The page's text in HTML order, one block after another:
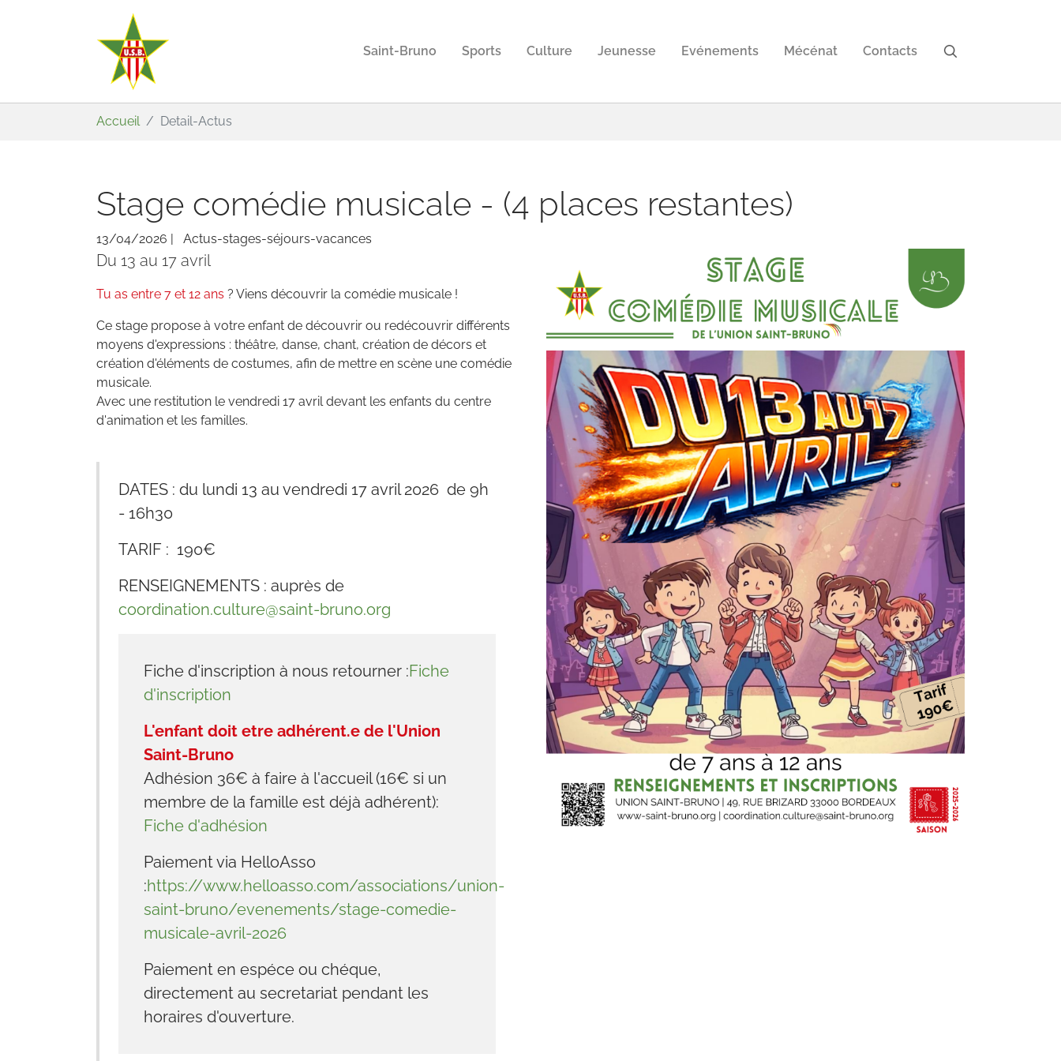
Saint-Bruno Sports Culture Jeunesse Evénements Mécénat Contacts
Accueil Detail-Actus
Stage comédie musicale - (4 places restantes)
13/04/2026 | Actus-stages-séjours-vacances
Du 13 au 17 avril
Tu as entre 7 et 12 ans ? Viens découvrir la comédie musicale !
Ce stage propose à votre enfant de découvrir ou redécouvrir différents
moyens d'expressions : théâtre, danse, chant, création de décors et
création d'éléments de costumes, afin de mettre en scène une comédie
musicale.
Avec une restitution le vendredi 17 avril devant les enfants du centre
d'animation et les familles.
DATES : du lundi 13 au vendredi 17 avril 2026 de 9h
- 16h30
TARIF : 190€
RENSEIGNEMENTS : auprès de
coordination.culture@saint-bruno.org
Fiche d'inscription à nous retourner :Fiche
d'inscription
L'enfant doit etre adhérent.e de l'Union
Saint-Bruno
Adhésion 36€ à faire à l'accueil (16€ si un
membre de la famille est déjà adhérent):
Fiche d'adhésion
Paiement via HelloAsso
:https://www.helloasso.com/associations/union-
saint-bruno/evenements/stage-comedie-
musicale-avril-2026
Paiement en espéce ou chéque,
directement au secretariat pendant les
horaires d'ouverture.